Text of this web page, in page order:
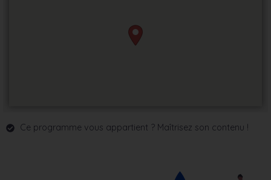
Ce programme vous appartient ? Maîtrisez son contenu !